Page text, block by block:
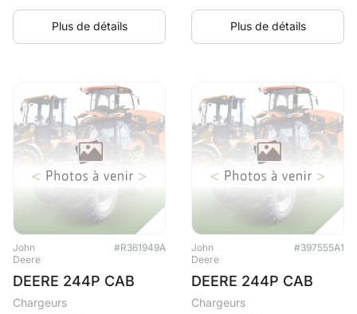
Plus de détails Plus de détails
John
Deere
#R361949A
DEERE 244P CAB
Chargeurs
John
Deere
#397555A1
DEERE 244P CAB
Chargeurs